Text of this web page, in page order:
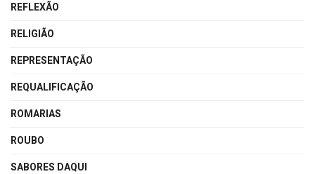
REFLEXÃO
RELIGIÃO
REPRESENTAÇÃO
REQUALIFICAÇÃO
ROMARIAS
ROUBO
SABORES DAQUI